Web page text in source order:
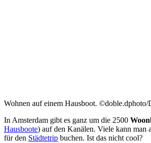
Wohnen auf einem Hausboot. ©doble.dphoto/
In Amsterdam gibt es ganz um die 2500
Hausboote) auf den Kanälen. Viele kann man
für den Städtetrip buchen. Ist das nicht cool?